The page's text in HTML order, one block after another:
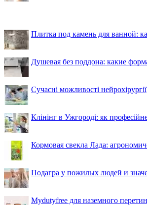
Плитка под камень для ванной:
Душевая без поддона: какие
Сучасні можливості нейрохірургії
Клінінг в Ужгороді: як
Кормовая свекла Лада:
Подагра у пожилых людей и
Mydutyfree для наземного